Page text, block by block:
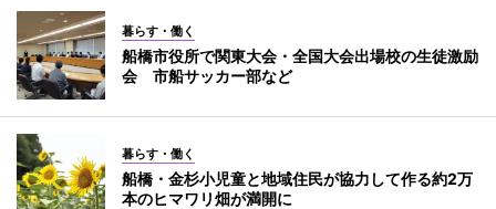
暮らす・働く
船橋市役所で関東大会・全国大会出場校の生徒激励
会 市船サッカー部など
暮らす・働く
船橋・金杉小児童と地域住民が協力して作る約2万
本のヒマワリ畑が満開に